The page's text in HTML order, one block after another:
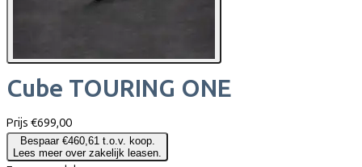
Cube TOURING ONE
Prijs €699,00
Bespaar €460,61 t.o.v. koop.
Lees meer over zakelijk leasen.